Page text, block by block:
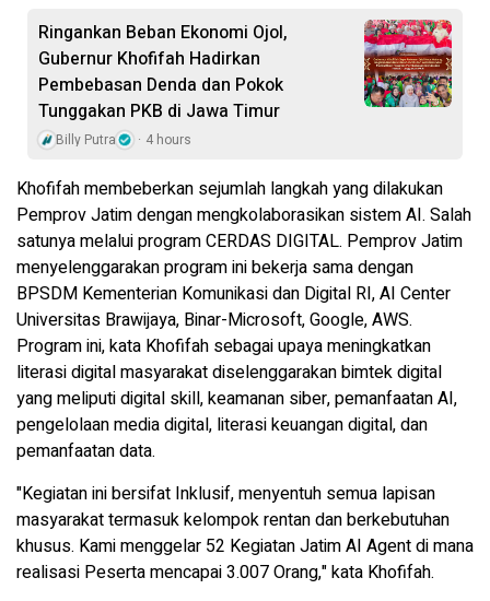
Ringankan Beban Ekonomi Ojol,
Gubernur Khofifah Hadirkan
Pembebasan Denda dan Pokok
Tunggakan PKB di Jawa Timur
Billy Putra 4 hours
Khofifah membeberkan sejumlah langkah yang dilakukan
Pemprov Jatim dengan mengkolaborasikan sistem AI. Salah
satunya melalui program CERDAS DIGITAL. Pemprov Jatim
menyelenggarakan program ini bekerja sama dengan
BPSDM Kementerian Komunikasi dan Digital RI, AI Center
Universitas Brawijaya, Binar-Microsoft, Google, AWS.
Program ini, kata Khofifah sebagai upaya meningkatkan
literasi digital masyarakat diselenggarakan bimtek digital
yang meliputi digital skill, keamanan siber, pemanfaatan AI,
pengelolaan media digital, literasi keuangan digital, dan
pemanfaatan data.
"Kegiatan ini bersifat Inklusif, menyentuh semua lapisan
masyarakat termasuk kelompok rentan dan berkebutuhan
khusus. Kami menggelar 52 Kegiatan Jatim AI Agent di mana
realisasi Peserta mencapai 3.007 Orang," kata Khofifah.